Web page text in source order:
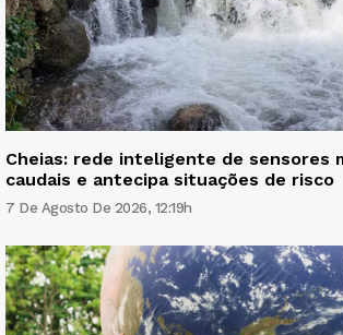
Cheias: rede inteligente de sensores
caudais e antecipa situações de risco
7 De Agosto De 2026, 12:19h